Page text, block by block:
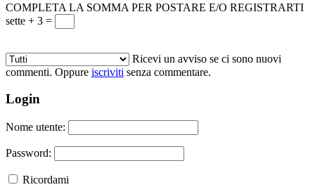
COMPLETA LA SOMMA PER POSTARE E/O REGISTRARTI
sette + 3 =
Ricevi un avviso se ci sono nuovi
commenti. Oppure iscriviti senza commentare.
Login
Nome utente:
Password:
Ricordami